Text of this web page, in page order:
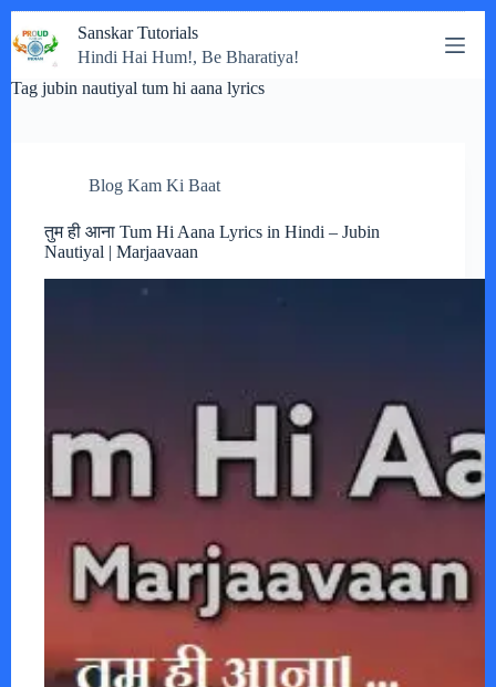
to
content
Sanskar Tutorials
Hindi Hai Hum!, Be Bharatiya!
Tag jubin nautiyal tum hi aana lyrics
Blog Kam Ki Baat
तुम ही आना Tum Hi Aana Lyrics in Hindi – Jubin
Nautiyal | Marjaavaan